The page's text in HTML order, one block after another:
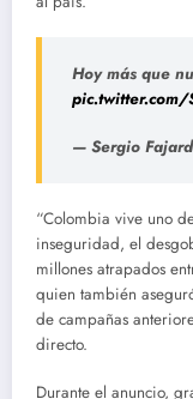
Hoy más que
pic.twitter.com/
— Sergio
“Colombia vive uno
inseguridad, el
millones atrapados
quien también
de campañas
directo.
Durante el anuncio,